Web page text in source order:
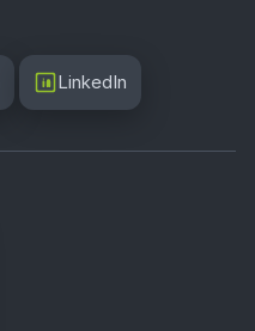
LinkedIn